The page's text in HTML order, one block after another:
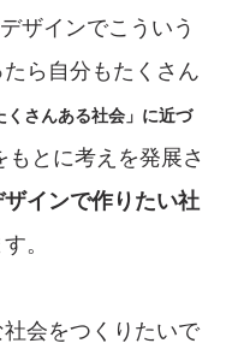
ザインでこういう
ら自分もたくさん
くさんある社会」に近づ
もとに考えを発展さ
インで作りたい社
。
会をつくりたいで